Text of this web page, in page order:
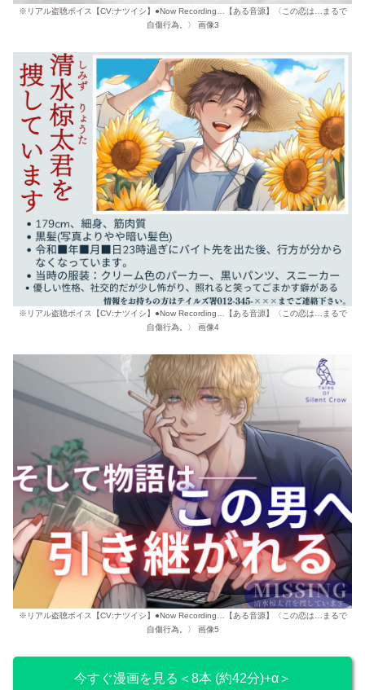
※リアル盗聴ボイス【CV:ナツイシ】●Now Recording…【ある音源】〈この恋は…まるで
自傷行為。〉 画像3
※リアル盗聴ボイス【CV:ナツイシ】●Now Recording…【ある音源】〈この恋は…まるで
自傷行為。〉 画像4
※リアル盗聴ボイス【CV:ナツイシ】●Now Recording…【ある音源】〈この恋は…まるで
自傷行為。〉 画像5
今すぐ漫画を見る＜8本 (約42分)+α＞